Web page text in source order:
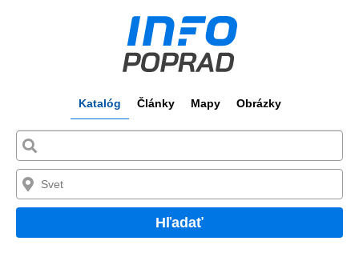
Katalóg Články Mapy Obrázky
Hľadať